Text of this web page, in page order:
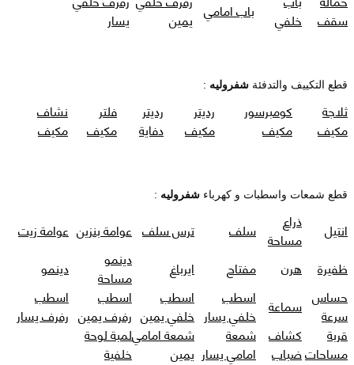
سقف
خلفي
باب امامي يمين
يسار
قطع التكييف والتدفئة شفروليه :
ثلاجة
مكيف
كومبرسور
مكيف
رديتر
مكيف
رديتر
دفاية
فلتر
مكيف
نشاف
مكيف
قطع شمعات واسطبات و كهرباء شفروليه :
انتيل
ذراع
مساحة سلف ترس سلف عوامة بنزين عوامة زيت
ظفيرة
هرن مفتاح ايرباغ
دينمو
مساحة
دينمو
حساس
سرعة
سماعة اسطب
خلفي يسار
اسطب
خلفي يمين
اسطب
رفرف يمين
اسطب
رفرف يسار
قربة
مساحات
كشاف
ضباب
شمعة
امامي يسار
شمعة امامي
يمين
لمبة لوحة
خلفية